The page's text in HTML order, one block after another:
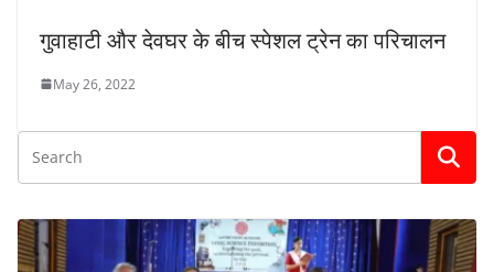
गुवाहाटी और देवघर के बीच स्पेशल ट्रेन का परिचालन
May 26, 2022